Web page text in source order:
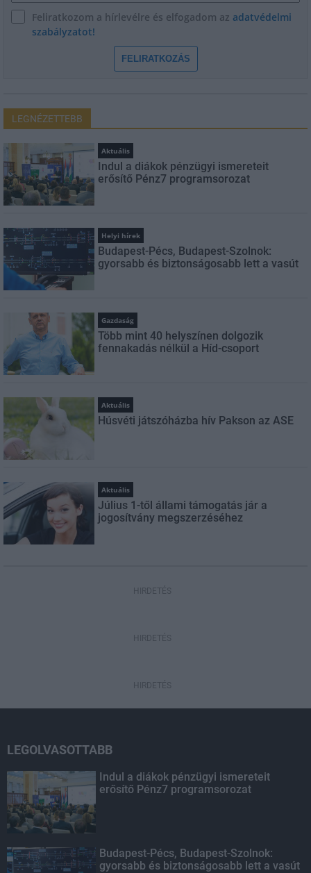
Feliratkozom a hírlevélre és elfogadom az adatvédelmi
szabályzatot!
FELIRATKOZÁS
LEGNÉZETTEBB
Aktuális
Indul a diákok pénzügyi ismereteit
erősítő Pénz7 programsorozat
Helyi hírek
Budapest-Pécs, Budapest-Szolnok:
gyorsabb és biztonságosabb lett a vasút
Gazdaság
Több mint 40 helyszínen dolgozik
fennakadás nélkül a Híd-csoport
Aktuális
Húsvéti játszóházba hív Pakson az ASE
Aktuális
Július 1-től állami támogatás jár a
jogosítvány megszerzéséhez
HIRDETÉS
HIRDETÉS
HIRDETÉS
LEGOLVASOTTABB
Indul a diákok pénzügyi ismereteit
erősítő Pénz7 programsorozat
Budapest-Pécs, Budapest-Szolnok:
gyorsabb és biztonságosabb lett a vasút